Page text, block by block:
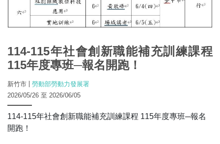
114-115年社會創新職能補充訓練課程
115年度專班─報名開跑！
新竹市
勞動部勞動力發展署
2026/05/26 至 2026/06/05
114-115年社會創新職能補充訓練課程 115年度專班─報名
開跑！